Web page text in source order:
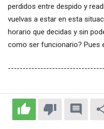
perdidos entre despido y
vuelvas a estar en esta
horario que decidas y sin
como ser funcionario? Pues